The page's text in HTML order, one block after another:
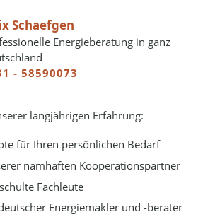
Schaefgen
Energieberatung in ganz
- 58590073
langjährigen Erfahrung:
für Ihren persönlichen Bedarf
namhaften Kooperationspartner
Fachleute
Energiemakler und -berater